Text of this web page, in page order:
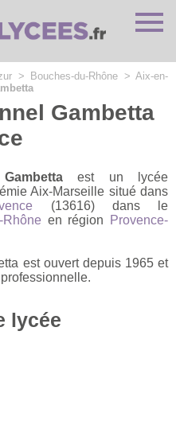
> Bouches-du-Rhône >Aix-en-
Gambetta
est un lycée
Aix-Marseille situé dans
(13616) dans le
Rhône en région
Provence-
est ouvert depuis 1965 et
lycée